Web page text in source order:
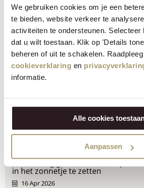
We gebruiken cookies om je een
te bieden, website verkeer te
activiteiten te ondersteunen. Selecteer
dat u wilt toestaan. Klik op 'Details
beheren of uit te schakelen.
cookieverklaring en
informatie.
Alle cookies
Aanpassen
Deel via:
Recente berichten
Kaas bewaren: hoe doe je dat het
19 May 2026
Feest hapjes maken: wat zet je op
18 May 2026
Stem nu voor het Bio-Product van
Moederdag gerechten: 7 recepten
in het zonnetje te zetten
16 Apr 2026